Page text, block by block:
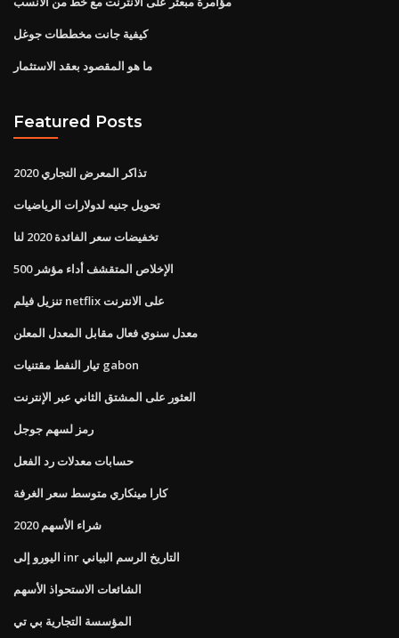
كيفية جانت مخططات جوغل
ما هو المقصود بعقد الاستثمار
Featured Posts
تذاكر المعرض التجاري 2020
تحويل جنيه لدولارات الرياضيات
تخفيضات سعر الفائدة 2020 لنا
الإخلاص المتقشف أداء مؤشر 500
تنزيل فيلم netflix على الانترنت
معدل سنوي فعال مقابل المعدل المعلن
تيار النفط مقتنيات gabon
العثور على المشتق الثاني عبر الإنترنت
رمز لسهم جوجل
حسابات معدلات رد الفعل
كارا مينكاري متوسط ​​سعر الغرفة
شراء الأسهم 2020
اليورو إلى inr التاريخ الرسم البياني
الشائعات الاستحواذ الأسهم
المؤسسة التجارية بي تي